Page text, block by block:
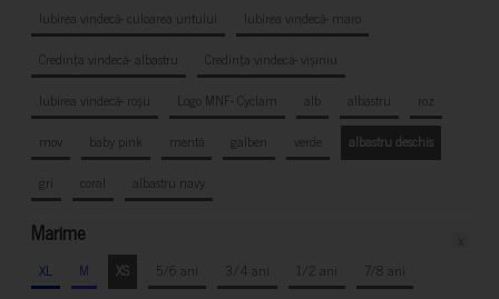
Iubirea vindecă- culoarea untului
Iubirea vindecă- maro
Credința vindecă- albastru
Credința vindecă- vișiniu
Iubirea vindecă- roșu
Logo MNF- Cyclam alb albastru
roz
mov
baby pink mentă galben verde
albastru deschis
gri
coral albastru navy
Marime
XL M XS 5/6 ani 3/4 ani 1/2 ani
7/8 ani